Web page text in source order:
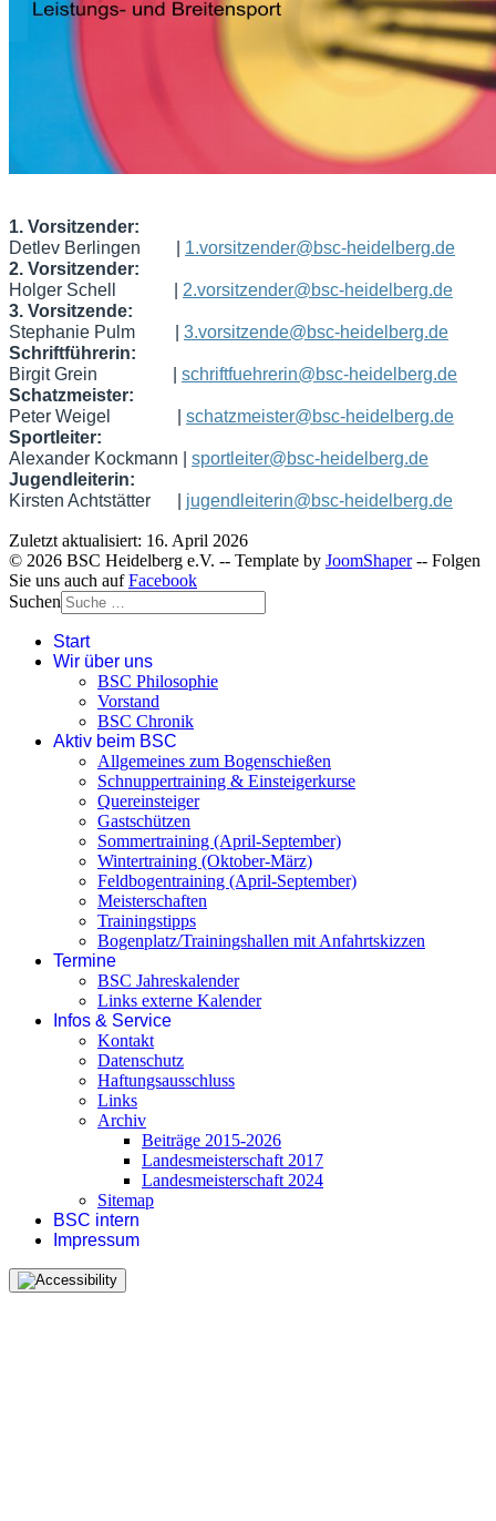
1. Vorsitzender:
Detlev Berlingen
1.vorsitzender@bsc-heidelberg.de
2. Vorsitzender:
Holger Schell | 2.vorsitzender@bsc-heidelberg.de
3. Vorsitzende:
Stephanie Pulm | 3.vorsitzende@bsc-heidelberg.de
Schriftführerin:
Birgit Grein | schriftfuehrerin@bsc-heidelberg.de
Schatzmeister:
Peter Weigel | schatzmeister@bsc-heidelberg.de
Sportleiter:
Alexander Kockmann | sportleiter@bsc-heidelberg.de
Jugendleiterin:
Kirsten Achtstätter | jugendleiterin@bsc-heidelberg.de
Zuletzt aktualisiert: 16. April 2026
© 2026 BSC Heidelberg e.V. -- Template by JoomShaper-- Folgen
Sie uns auch aufFacebook
Suchen
Start
Wir über uns
BSC Philosophie
Vorstand
BSC Chronik
Aktiv beim BSC
Allgemeines zum Bogenschießen
Schnuppertraining & Einsteigerkurse
Quereinsteiger
Gastschützen
Sommertraining (April-September)
Wintertraining (Oktober-März)
Feldbogentraining (April-September)
Meisterschaften
Trainingstipps
Bogenplatz/Trainingshallen mit Anfahrtskizzen
Termine
BSC Jahreskalender
Links externe Kalender
Infos & Service
Kontakt
Datenschutz
Haftungsausschluss
Links
Archiv
Beiträge 2015-2026
Landesmeisterschaft 2017
Landesmeisterschaft 2024
Sitemap
BSC intern
Impressum